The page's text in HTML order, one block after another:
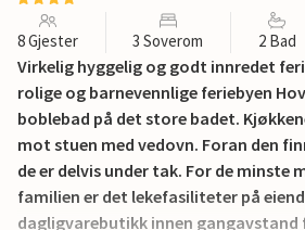
8 Gjester 3 Soverom 2 Bad
Virkelig hyggelig og godt innredet
rolige og barnevennlige feriebyen
boblebad på det store badet.
mot stuen med vedovn. Foran den
de er delvis under tak. For de minste
familien er det lekefasiliteter på
dagligvarebutikk innen gangavstand